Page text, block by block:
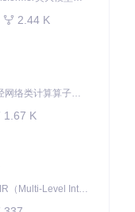
2.44 K
本项目是CANN提供的神经网络类计算算子库，实现网络在NPU上加速计算。
1.67 K
AscendNPU-IR是基于MLIR（Multi-Level Intermediate Representation）构建的，面向昇腾亲和算子编译时使用的中间表示，提供昇腾完备表达能力，通过编译优化提升昇腾AI处理器计算效率，支持通过生态框架使能昇腾AI处理器与深度调优